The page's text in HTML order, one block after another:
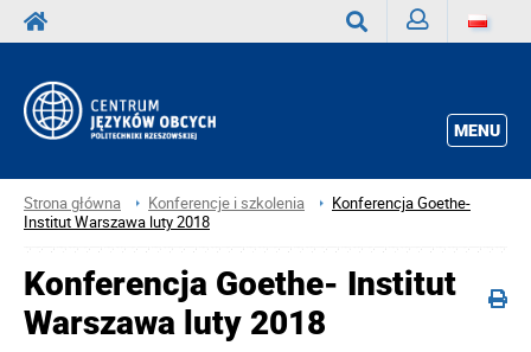
MENU
Strona główna Konferencje i szkolenia
Konferencja Goethe-
Institut Warszawa luty 2018
Konferencja Goethe- Institut
Warszawa luty 2018